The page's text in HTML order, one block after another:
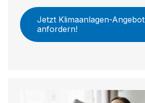
Jetzt Klimaanlagen-Angebot
anfordern!